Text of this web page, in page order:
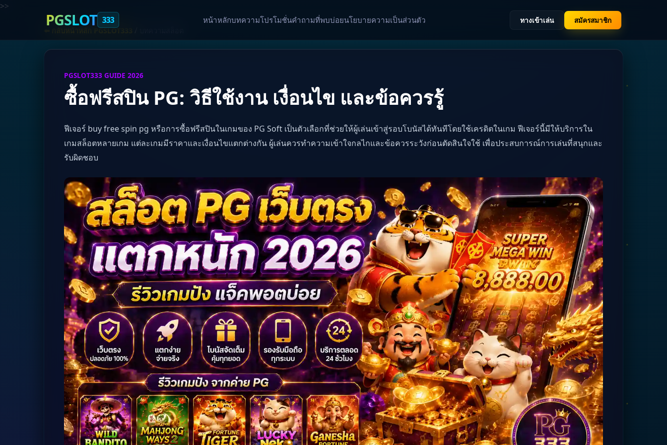
>>
PGSLOT 333 หน้าหลักบทความโปรโมชั่นคำถามที่พบบ่อยนโยบายความเป็นส่วนตัว ทางเข้าเล่น
สมัครสมาชิก
⬅️ กลับหน้าหลัก PGSLOT333
PGSLOT333 GUIDE 2026
ซื้อฟรีสปิน PG: วิธีใช้งาน เงื่อนไข และข้อควรรู้
ฟีเจอร์ buy free spin pg หรือการซื้อฟรีสปินในเกมของ PG Soft เป็นตัวเลือกที่ช่วยให้ผู้เล่นเข้าสู่รอบโบนัสได้ทันทีโดยใช้เครดิตในเกม ฟีเจอร์นี้มีให้บริการใน
เกมสล็อตหลายเกม แต่ละเกมมีราคาและเงื่อนไขแตกต่างกัน ผู้เล่นควรทำความเข้าใจกลไกและข้อควรระวังก่อนตัดสินใจใช้ เพื่อประสบการณ์การเล่นที่สนุกและ
รับผิดชอบ